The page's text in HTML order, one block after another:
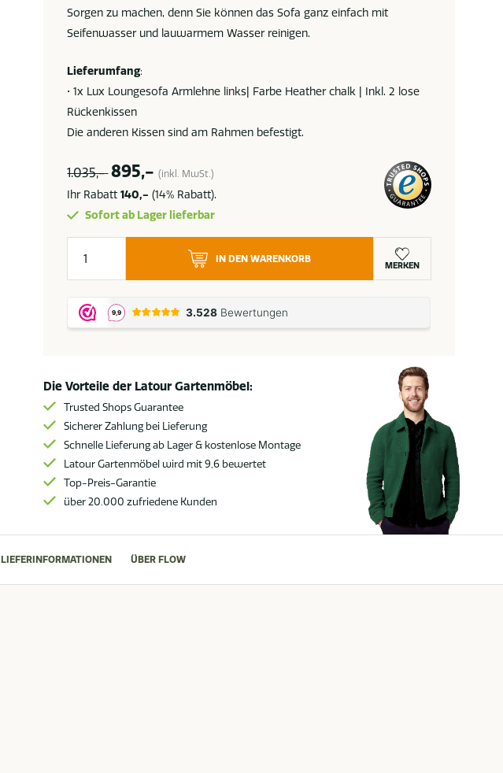
Sorgen zu machen, denn Sie können das Sofa ganz einfach mit
Seifenwasser und lauwarmem Wasser reinigen.
Lieferumfang:
• 1x Lux Loungesofa Armlehne links| Farbe Heather chalk | Inkl. 2 lose
Rückenkissen
Die anderen Kissen sind am Rahmen befestigt.
1.035,- 895,- (inkl. MwSt.)
Ihr Rabatt140,- (14% Rabatt).
Sofort ab Lager lieferbar
Sitzer
mit
Armlehne
links
Menge
IN DEN WARENKORB
MERKEN
Die Vorteile der Latour Gartenmöbel:
Trusted Shops Guarantee
Sicherer Zahlung bei Lieferung
Schnelle Lieferung ab Lager & kostenlose Montage
Latour Gartenmöbel wird mit 9,6 bewertet
Top-Preis-Garantie
über 20.000 zufriedene Kunden
LIEFERINFORMATIONEN ÜBER FLOW